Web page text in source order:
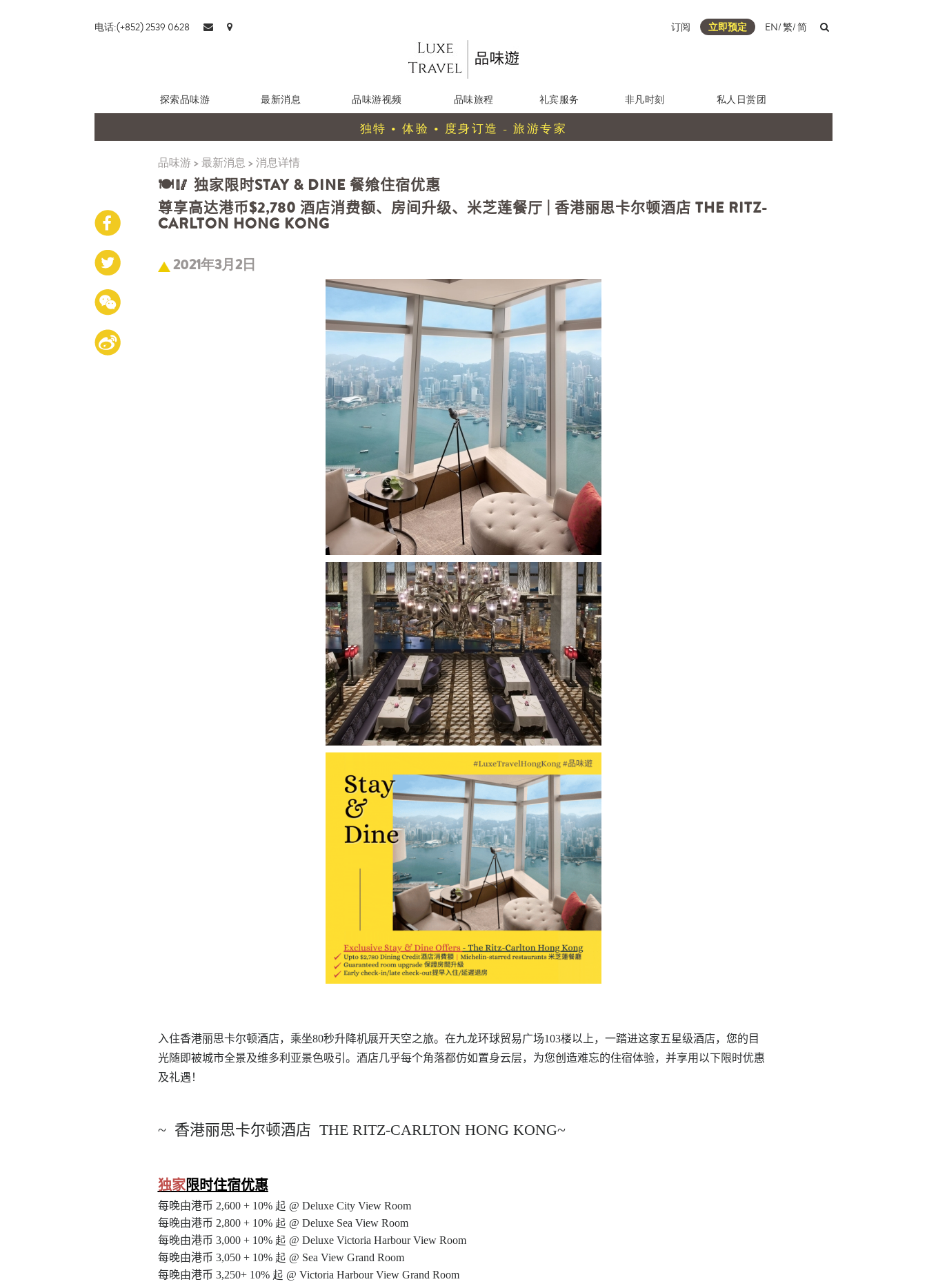
电话:(+852) 2539 0628 订阅 立即预定 EN/繁/简
探索品味游 最新消息 品味游视频 品味旅程 礼宾服务 非凡时刻 私人日赏团
独特 • 体验 • 度身订造 - 旅游专家
品味游>最新消息>消息详情
🍽️🥢 独家限时STAY & DINE 餐飨住宿优惠
尊享高达港币$2,780 酒店消费额、房间升级、米芝莲餐厅 | 香港丽思卡尔顿酒店 THE RITZ-
CARLTON HONG KONG
2021年3月2日
入住香港丽思卡尔顿酒店，乘坐80秒升降机展开天空之旅。在九龙环球贸易广场103楼以上，一踏进这家五星级酒店，您的目
光随即被城市全景及维多利亚景色吸引。酒店几乎每个角落都仿如置身云层，为您创造难忘的住宿体验，并享用以下限时优惠
及礼遇！
~ 香港丽思卡尔顿酒店 THE RITZ-CARLTON HONG KONG~
独家限时住宿优惠
每晚由港币 2,600 + 10% 起 @ Deluxe City View Room
每晚由港币 2,800 + 10% 起 @ Deluxe Sea View Room
每晚由港币 3,000 + 10% 起 @ Deluxe Victoria Harbour View Room
每晚由港币 3,050 + 10% 起 @ Sea View Grand Room
每晚由港币 3,250+ 10% 起 @ Victoria Harbour View Grand Room